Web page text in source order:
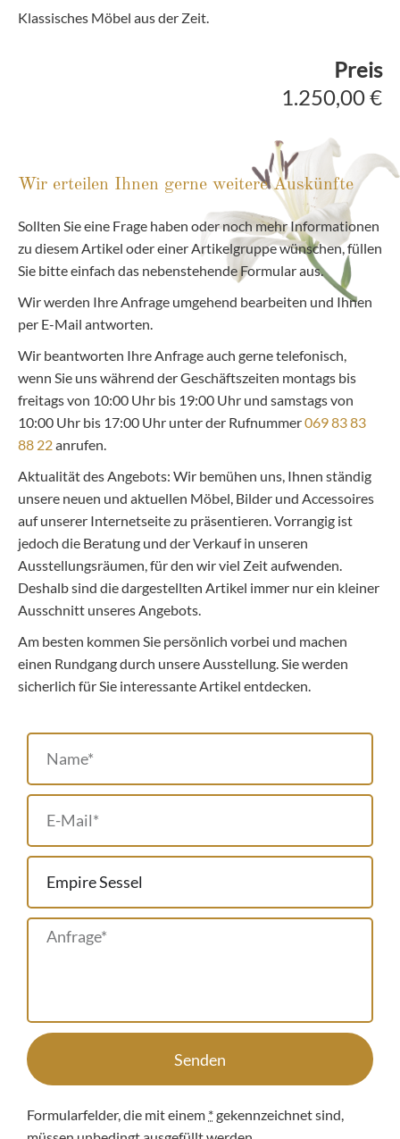
Klassisches Möbel aus der Zeit.
Preis
1.250,00 €
Wir erteilen Ihnen gerne weitere Auskünfte
Sollten Sie eine Frage haben oder noch mehr Informationen
zu diesem Artikel oder einer Artikelgruppe wünschen, füllen
Sie bitte einfach das nebenstehende Formular aus.
Wir werden Ihre Anfrage umgehend bearbeiten und Ihnen
per E-Mail antworten.
Wir beantworten Ihre Anfrage auch gerne telefonisch,
wenn Sie uns während der Geschäftszeiten montags bis
freitags von 10:00 Uhr bis 19:00 Uhr und samstags von
10:00 Uhr bis 17:00 Uhr unter der Rufnummer069 83 83
88 22anrufen.
Aktualität des Angebots: Wir bemühen uns, Ihnen ständig
unsere neuen und aktuellen Möbel, Bilder und Accessoires
auf unserer Internetseite zu präsentieren. Vorrangig ist
jedoch die Beratung und der Verkauf in unseren
Ausstellungsräumen, für den wir viel Zeit aufwenden.
Deshalb sind die dargestellten Artikel immer nur ein kleiner
Ausschnitt unseres Angebots.
Am besten kommen Sie persönlich vorbei und machen
einen Rundgang durch unsere Ausstellung. Sie werden
sicherlich für Sie interessante Artikel entdecken.
Senden
Formularfelder, die mit einem *gekennzeichnet sind,